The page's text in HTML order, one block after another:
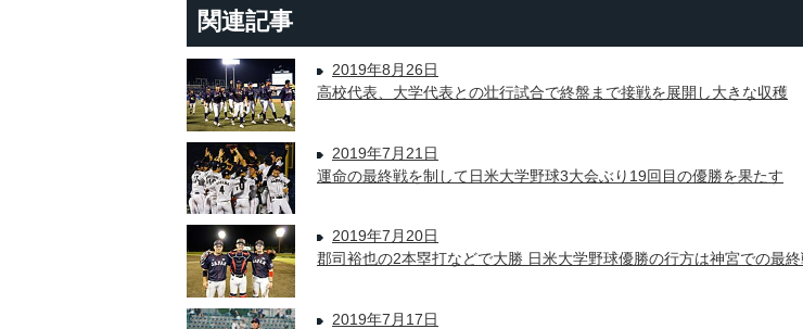
関連記事
2019年8月26日
高校代表、大学代表との壮行試合で終盤まで接戦を展開し大きな収穫
2019年7月21日
運命の最終戦を制して日米大学野球3大会ぶり19回目の優勝を果たす
2019年7月20日
郡司裕也の2本塁打などで大勝 日米大学野球優勝の行方は神宮での最
2019年7月17日